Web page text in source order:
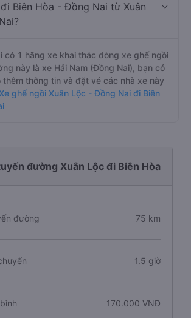
Biên Hòa - Đồng Nai từ Xuân
có 1 hãng xe khai thác dòng xe ghế ngồi
này là xe Hải Nam (Đồng Nai), bạn có
thêm thông tin và đặt vé các nhà xe này
Xe ghế ngồi Xuân Lộc - Đồng Nai đi Biên
đường Xuân Lộc đi Biên Hòa
đường 75 km
1.5 giờ
170.000 VNĐ